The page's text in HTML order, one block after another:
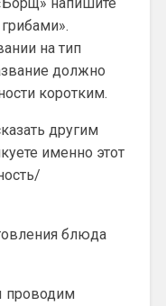
на тип
должно
коротким.
другим
именно этот
блюда
проводим